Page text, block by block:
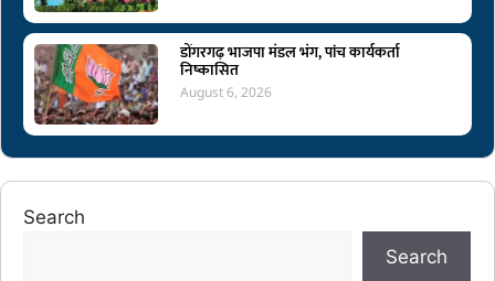
डोंगरगढ़ भाजपा मंडल भंग, पांच कार्यकर्ता
निष्कासित
August 6, 2026
Search
Search